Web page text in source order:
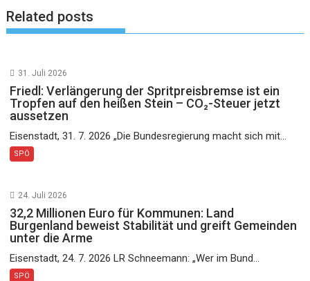
Related posts
31. Juli 2026
Friedl: Verlängerung der Spritpreisbremse ist ein
Tropfen auf den heißen Stein – CO₂-Steuer jetzt
aussetzen
Eisenstadt, 31. 7. 2026 „Die Bundesregierung macht sich mit...
SPÖ
24. Juli 2026
32,2 Millionen Euro für Kommunen: Land
Burgenland beweist Stabilität und greift Gemeinden
unter die Arme
Eisenstadt, 24. 7. 2026 LR Schneemann: „Wer im Bund...
SPÖ